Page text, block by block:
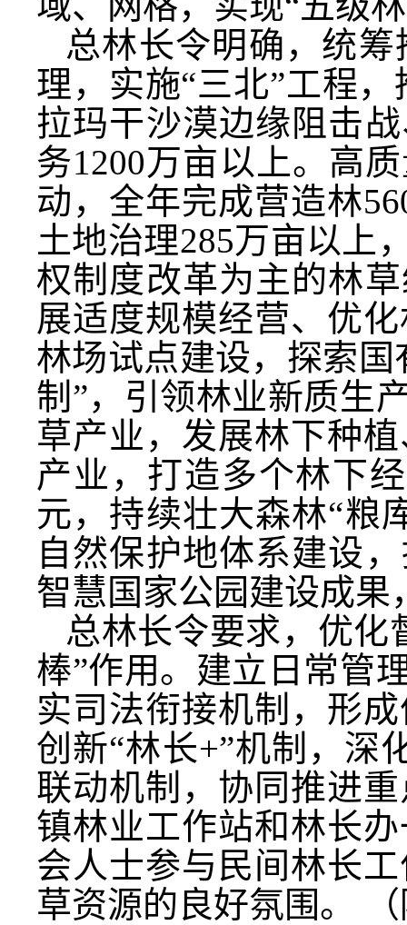
总林长令明确，统
理，实施“三北”工程
拉玛干沙漠边缘阻击
务1200万亩以上。高
动，全年完成营造林
土地治理285万亩以上
权制度改革为主的林
展适度规模经营、优
林场试点建设，探索
制”，引领林业新质生
草产业，发展林下种
产业，打造多个林下
元，持续壮大森林“粮
自然保护地体系建设
智慧国家公园建设成果
总林长令要求，优化
棒”作用。建立日常管
实司法衔接机制，形
创新“林长+”机制，深
联动机制，协同推进
镇林业工作站和林长
会人士参与民间林长
草资源的良好氛围。